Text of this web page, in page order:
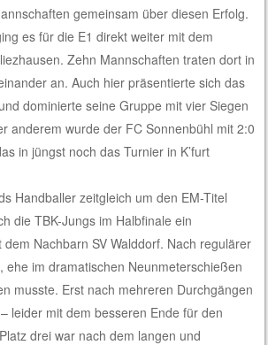
gemeinsam über diesen Erfolg.
es für die E1 direkt weiter mit dem
Zehn Mannschaften traten dort in
an. Auch hier präsentierte sich das
dominierte seine Gruppe mit vier Siegen
anderem wurde der FC Sonnenbühl mit 2:0
in jüngst noch das Turnier in K’furt
Handballer zeitgleich um den EM-Titel
die TBK-Jungs im Halbfinale ein
Nachbarn SV Walddorf. Nach regulärer
ehe im dramatischen Neunmeterschießen
musste. Erst nach mehreren Durchgängen
leider mit dem besseren Ende für den
drei war nach dem langen und